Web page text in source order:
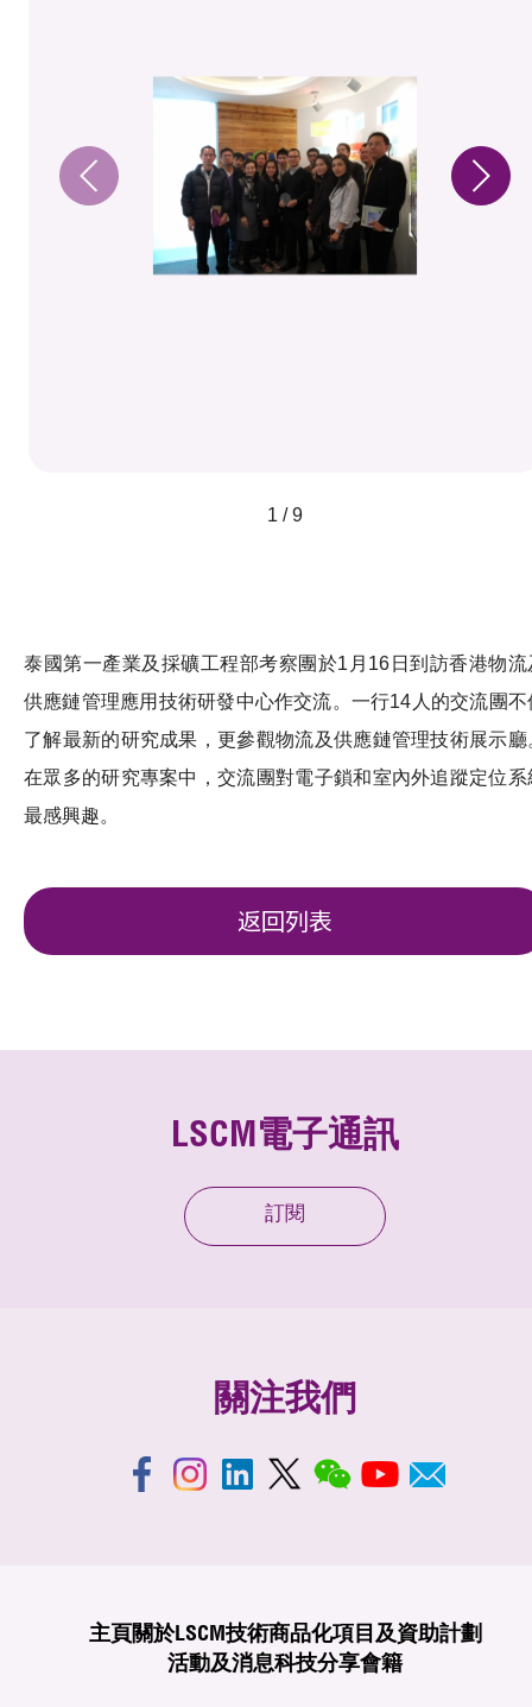
1 / 9
泰國第一產業及採礦工程部考察團於1月16日到訪香港物流
供應鏈管理應用技術研發中心作交流。一行14人的交流團不
了解最新的研究成果，更參觀物流及供應鏈管理技術展示廳
在眾多的研究專案中，交流團對電子鎖和室內外追蹤定位系
最感興趣。
返回列表
LSCM電子通訊
訂閱
關注我們
主頁 關於LSCM技術商品化項目及資助計劃
活動及消息科技分享會籍